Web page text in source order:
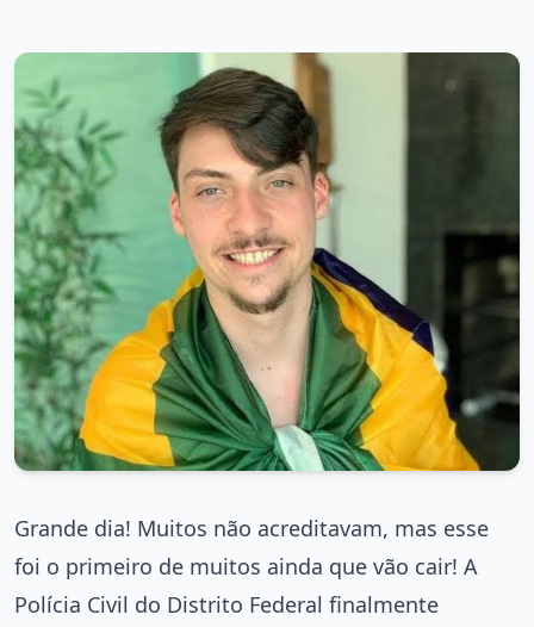
Grande dia! Muitos não acreditavam, mas esse
foi o primeiro de muitos ainda que vão cair! A
Polícia Civil do Distrito Federal finalmente